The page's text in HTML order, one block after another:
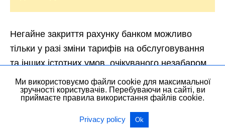
Негайне закриття рахунку банком можливо
тільки у разі зміни тарифів на обслуговування
та інших істотних умов, очікуваного незабаром.
Однак і в такій ситуації заяву про ліквідацію
рахунку може розглядатися до семи днів. Крім
закриваючи при цьому рахунок. Це має сенс у
Ми використовуємо файли cookie для максимальної
зручності користувачів. Перебуваючи на сайті, ви
приймаєте правила використання файлів cookie.
Privacy policy Ok